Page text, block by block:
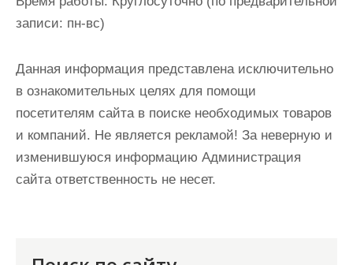
записи: пн-вс)
Данная информация представлена исключительно
в ознакомительных целях для помощи
посетителям сайта в поиске необходимых товаров
и компаний. Не является рекламой! За неверную и
изменившуюся информацию Администрация
сайта ответственность не несет.